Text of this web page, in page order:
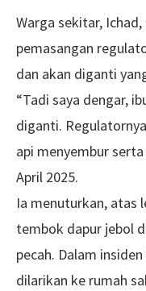
Warga sekitar,
pemasangan
dan akan diganti
“Tadi saya dengar,
diganti.
api menyembur
April 2025.
Ia menuturkan, atas
tembok dapur jebol
pecah. Dalam
dilarikan ke rumah